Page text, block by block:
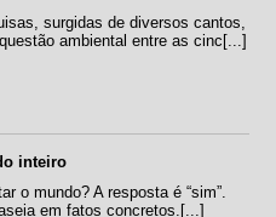
surgidas de diversos cantos,
ambiental entre as cinc[...]
inteiro
o mundo? A resposta é “sim”.
em fatos concretos.[...]